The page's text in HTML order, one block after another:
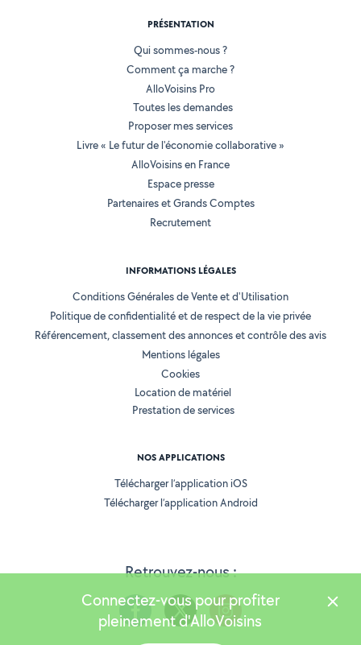
Retrouvez-nous :
PRÉSENTATION
Qui sommes-nous ?
Comment ça marche ?
AlloVoisins Pro
Toutes les demandes
Proposer mes services
Livre « Le futur de l'économie collaborative »
AlloVoisins en France
Espace presse
Partenaires et Grands Comptes
Recrutement
INFORMATIONS LÉGALES
Conditions Générales de Vente et d'Utilisation
Politique de confidentialité et de respect de la vie privée
Référencement, classement des annonces et contrôle des avis
Mentions légales
Cookies
Location de matériel
Prestation de services
NOS APPLICATIONS
Télécharger l’application iOS
Télécharger l’application Android
Connectez-vous pour profiter
pleinement d'AlloVoisins